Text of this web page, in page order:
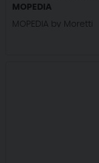
MOPEDIA
MOPEDIA by Moretti